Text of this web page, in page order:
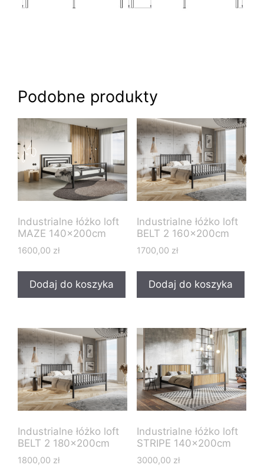
Podobne produkty
Industrialne łóżko loft
MAZE 140x200cm
1600,00 zł
Dodaj do koszyka
Industrialne łóżko loft
BELT 2 160x200cm
1700,00 zł
Dodaj do koszyka
Industrialne łóżko loft
BELT 2 180x200cm
1800,00 zł
Industrialne łóżko loft
STRIPE 140x200cm
3000,00 zł